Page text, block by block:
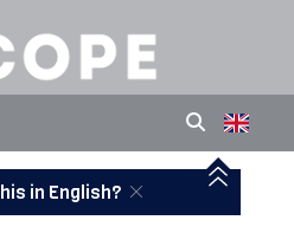
in English?